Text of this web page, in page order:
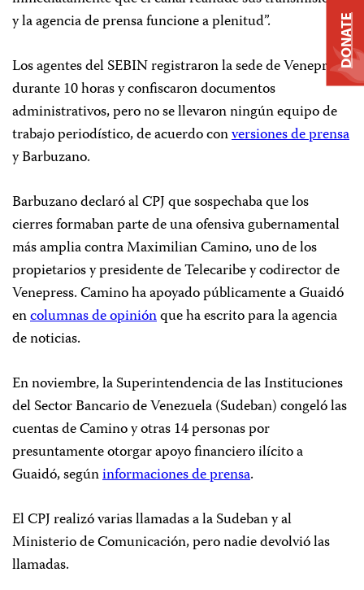
y la agencia de prensa funcione a plenitud”.
Los agentes del SEBIN registraron la sede de Venepress
durante 10 horas y confiscaron documentos
administrativos, pero no se llevaron ningún equipo de
trabajo periodístico, de acuerdo conversiones de prensa
y Barbuzano.
Barbuzano declaró al CPJ que sospechaba que los
cierres formaban parte de una ofensiva gubernamental
más amplia contra Maximilian Camino, uno de los
propietarios y presidente de Telecaribe y codirector de
Venepress. Camino ha apoyado públicamente a Guaidó
encolumnas de opiniónque ha escrito para la agencia
de noticias.
En noviembre, la Superintendencia de las Instituciones
del Sector Bancario de Venezuela (Sudeban) congeló las
cuentas de Camino y otras 14 personas por
presuntamente otorgar apoyo financiero ilícito a
Guaidó, segúninformaciones de prensa.
El CPJ realizó varias llamadas a la Sudeban y al
Ministerio de Comunicación, pero nadie devolvió las
llamadas.
DONATE